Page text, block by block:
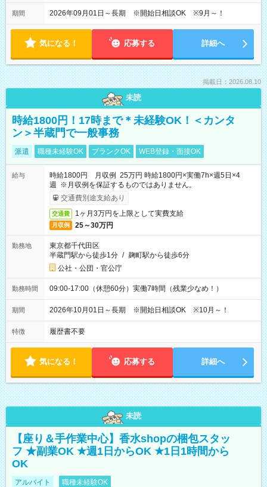
期間 2026年09月01日～長期 ※開始日相談OK ※9月～！
気になる！ 応募する 詳細へ
掲載日：2026.08.10
未読
時給1800円！17時まで＊未経験OK！＜カンタ
ン＞半蔵門で一般事務
派遣 職種未経験OK ブランクOK WEB登録・面接OK
給与
時給1800円 月収例 25万円 時給1800円×実働7h×週5日×4
週 ※月収例を保証するものではありません。
交通費別途支給あり
交通費 1ヶ月3万円を上限として実費支給
月収例 25～30万円
勤務地
東京都千代田区
半蔵門駅から徒歩1分 / 麹町駅から徒歩6分
公社・公団・官公庁
勤務時間 09:00-17:00（休憩60分）実働7時間（残業少なめ！）
期間 2026年10月01日～長期 ※開始日相談OK ※10月～！
特徴 履歴書不要
気になる！ 応募する 詳細へ
未読
【座り＆手作業中心】香水shopの梱包スタッ
フ ★副業OK ★週1日からOK ★1日1時間から
OK
アルバイト 職種未経験OK